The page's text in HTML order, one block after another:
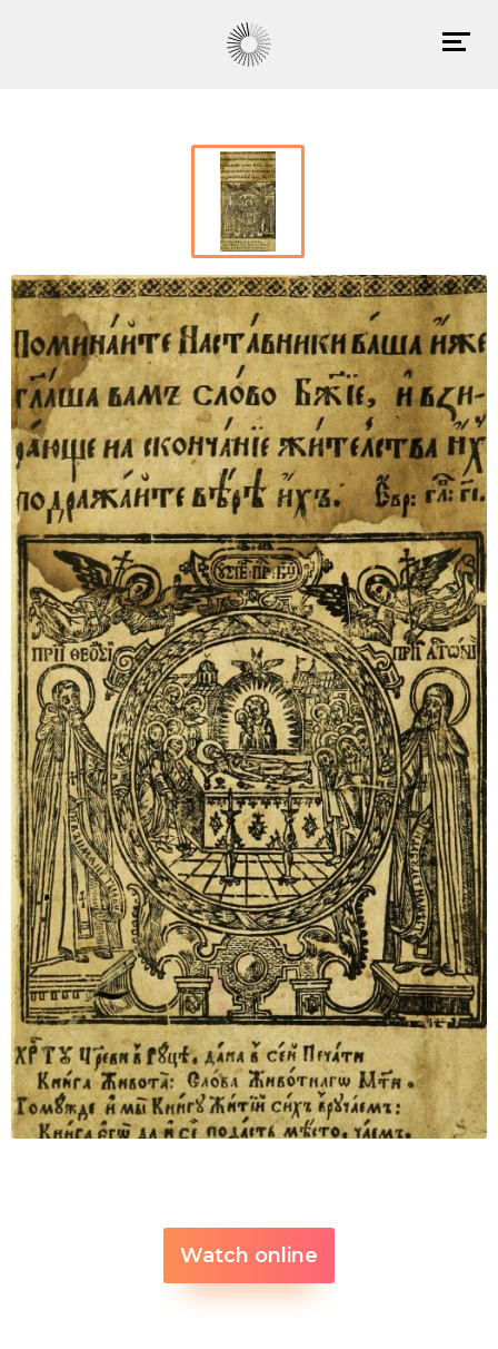
Watch online